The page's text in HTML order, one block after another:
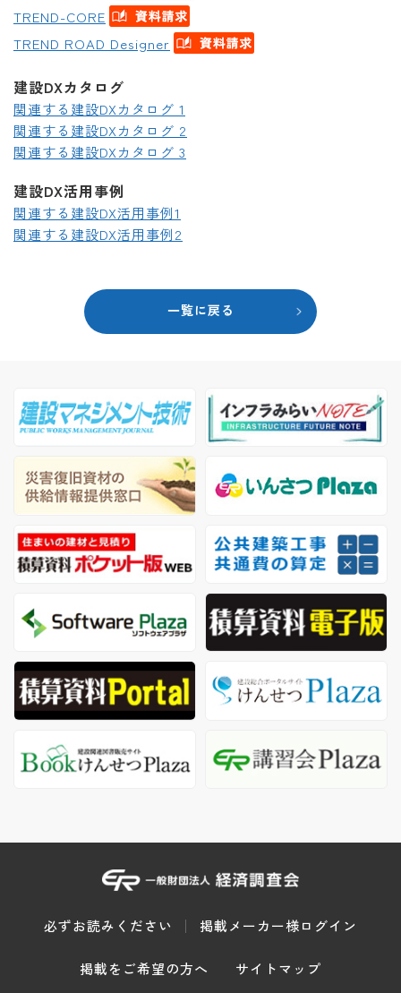
TREND-CORE
TREND ROAD Designer
建設DXカタログ
関連する建設DXカタログ 1
関連する建設DXカタログ 2
関連する建設DXカタログ 3
建設DX活用事例
関連する建設DX活用事例1
関連する建設DX活用事例2
一覧に戻る
必ずお読みください 掲載メーカー様ログイン
掲載をご希望の方へ サイトマップ